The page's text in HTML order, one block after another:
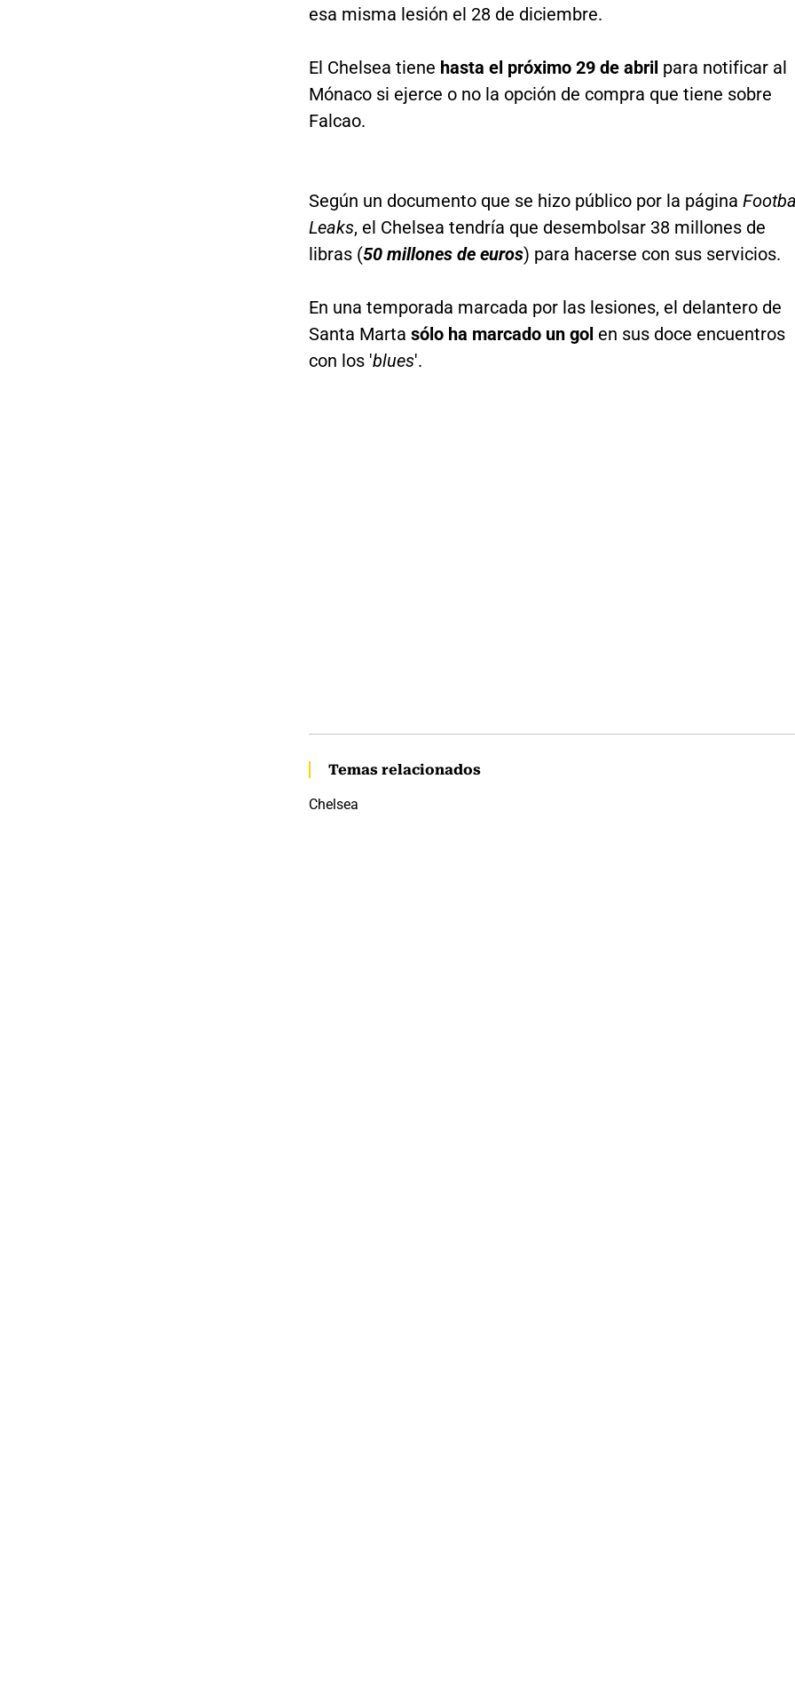
esa misma lesión el 28 de diciembre.
El Chelsea tiene hasta el próximo 29 de abril para notificar al
Mónaco si ejerce o no la opción de compra que tiene sobre
Falcao.
Según un documento que se hizo público por la página
Leaks, el Chelsea tendría que desembolsar 38 millones de
libras (50 millones de euros) para hacerse con sus servicios.
En una temporada marcada por las lesiones, el delantero de
Santa Marta sólo ha marcado un gol en sus doce encuentros
con los 'blues'.
Temas relacionados
Chelsea